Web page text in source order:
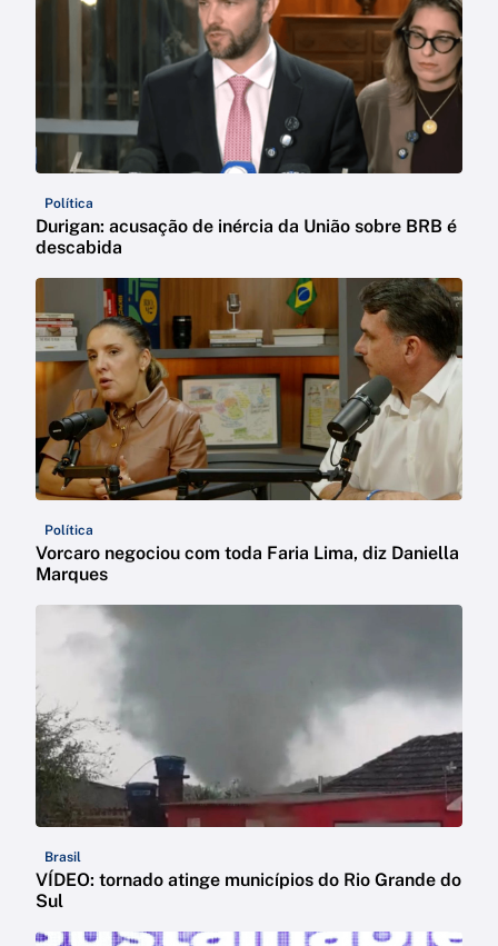
Política
Durigan: acusação de inércia da União sobre BRB é
descabida
Política
Vorcaro negociou com toda Faria Lima, diz Daniella
Marques
Brasil
VÍDEO: tornado atinge municípios do Rio Grande do
Sul